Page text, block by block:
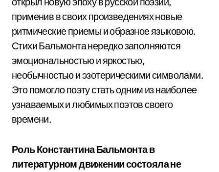
применив в своих произведениях новые
ритмические приемы и образное языковою.
Стихи Бальмонта нередко заполняются
эмоциональностью и яркостью,
необычностью и эзотерическими символами.
Это помогло поэту стать одним из наиболее
узнаваемых и любимых поэтов своего
времени.
Роль Константина Бальмонта в
литературном движении состояла не